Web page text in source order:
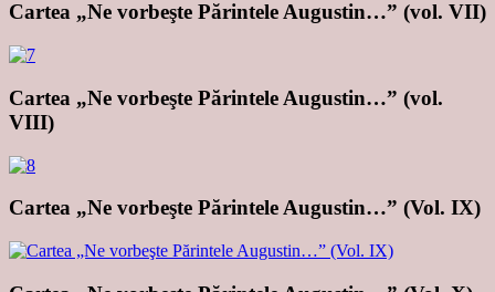
Cartea „Ne vorbeşte Părintele Augustin…” (vol. VII)
Cartea „Ne vorbeşte Părintele Augustin…” (vol.
VIII)
Cartea „Ne vorbeşte Părintele Augustin…” (Vol. IX)